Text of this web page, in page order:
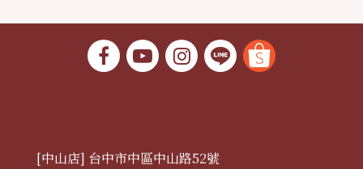
[中山店] 台中市中區中山路52號